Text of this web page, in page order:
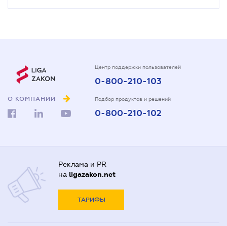
О КОМПАНИИ
Центр поддержки пользователей
0-800-210-103
Подбор продуктов и решений
0-800-210-102
Реклама и PR
на ligazakon.net
ТАРИФЫ